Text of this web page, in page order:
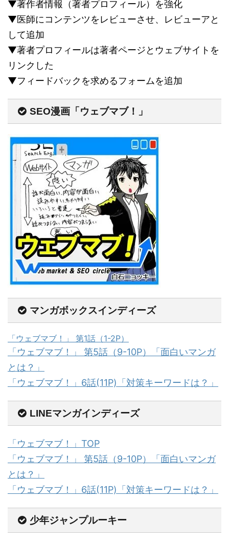
▼著作者情報（著者プロフィール）を強化
▼医師にコンテンツをレビューさせ、レビューアと
して追加
▼著者プロフィールは著者ページとウェブサイトを
リンクした
▼フィードバックを求めるフォームを追加
SEO漫画「ウェブマブ！」
マンガボックスインディーズ
「ウェブマブ！」 第1話（1-2P）
「ウェブマブ！」 第5話（9-10P）「面白いマンガ
とは？」
「ウェブマブ！」6話(11P)「対策キーワードは？」
LINEマンガインディーズ
「ウェブマブ！」TOP
「ウェブマブ！」 第5話（9-10P）「面白いマンガ
とは？」
「ウェブマブ！」6話(11P)「対策キーワードは？」
少年ジャンプルーキー